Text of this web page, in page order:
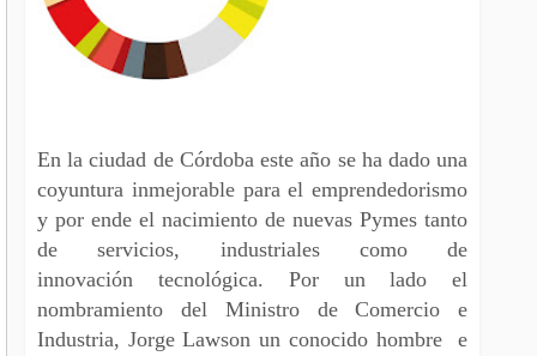
En la ciudad de Córdoba este año se ha dado una
coyuntura inmejorable para el emprendedorismo
y por ende el nacimiento de nuevas Pymes tanto
de servicios, industriales como de
innovación tecnológica. Por un lado el
nombramiento del Ministro de Comercio e
Industria, Jorge Lawson un conocido hombre e